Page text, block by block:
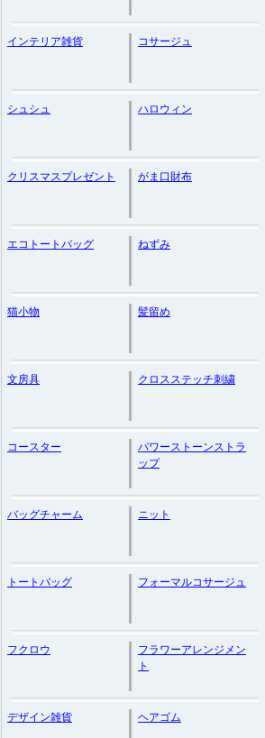
インテリア雑貨 コサージュ
シュシュ ハロウィン
クリスマスプレゼント がま口財布
エコトートバッグ ねずみ
猫小物 髪留め
文房具 クロスステッチ刺繍
コースター
パワーストーンストラ
ップ
バッグチャーム ニット
トートバッグ フォーマルコサージュ
フクロウ
フラワーアレンジメン
ト
デザイン雑貨 ヘアゴム